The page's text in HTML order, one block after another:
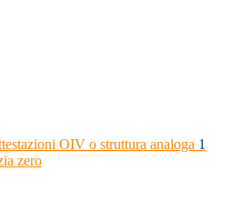
OIV o struttura analoga 1
zero